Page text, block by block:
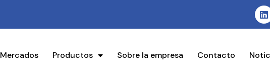
Mercados Productos Sobre la empresa Contacto